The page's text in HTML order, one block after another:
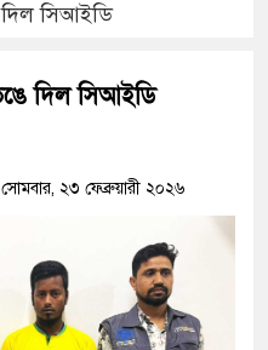
দিল সিআইডি
দিল সিআইডি
২৩ ফেব্রুয়ারী ২০২৬